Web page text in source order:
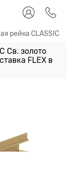
рейка CLASSIC
Св. золото
FLEX в